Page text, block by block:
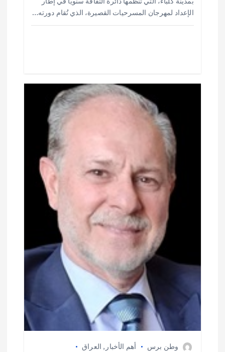
o
r
A
الإعداد لمهرجان المسرحيات القصيرة، الذي تُقام دورته…
وطن برس أهم الأخبار , العراق